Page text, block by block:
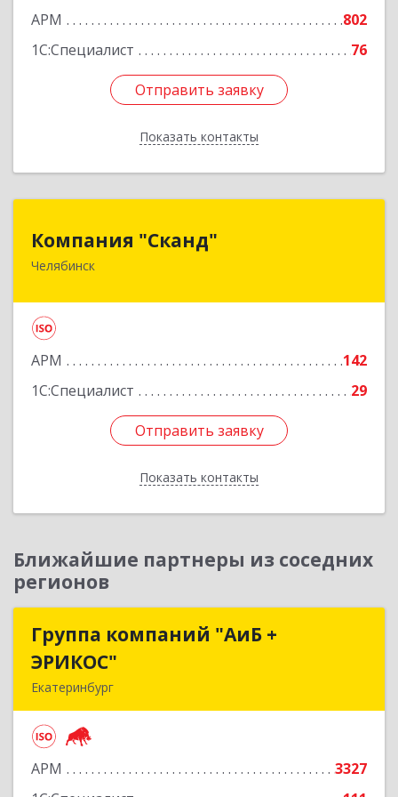
АРМ
802
1С:Специалист
76
Отправить заявку
Показать контакты
Подробнее
Отправить заявку
Назад
Компания "Сканд"
Челябинск
АРМ
142
1С:Специалист
29
Отправить заявку
Показать контакты
Отправить заявку
Назад
Ближайшие партнеры из соседних
регионов
Группа компаний "АиБ +
ЭРИКОС"
Екатеринбург
АРМ
3327
Группа компаний "АиБ +
Подробнее